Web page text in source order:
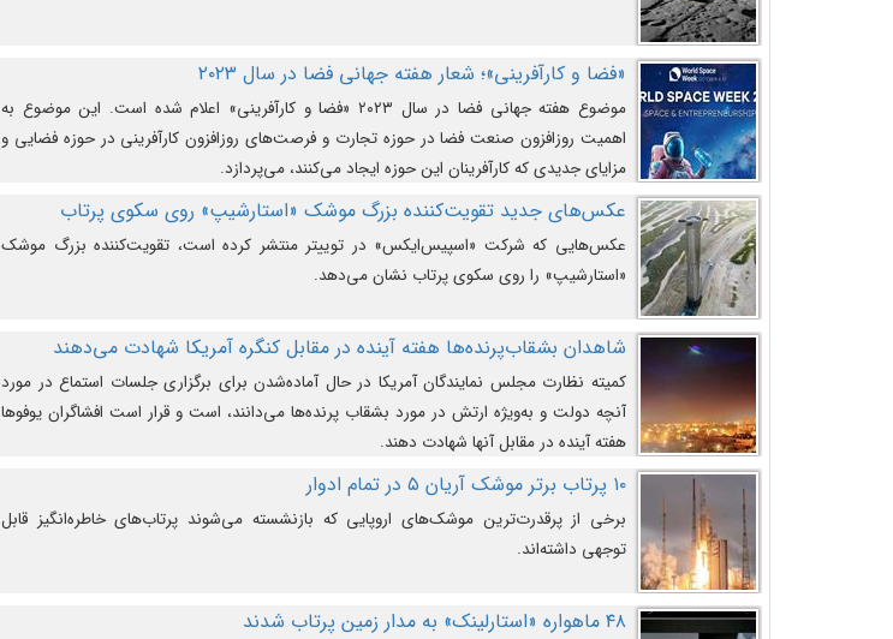
«فضا و کارآفرینی»؛ شعار هفته جهانی فضا در سال ۲۰۲۳
موضوع هفته جهانی فضا در سال ۲۰۲۳ «فضا و کارآفرینی» اعلام شده است. این موضوع به
اهمیت روزافزون صنعت فضا در حوزه تجارت و فرصت‌های روزافزون کارآفرینی در حوزه فضایی و
مزایای جدیدی که کارآفرینان این حوزه ایجاد می‌کنند، می‌پردازد.
عکس‌های جدید تقویت‌کننده بزرگ موشک «استارشیپ» روی سکوی پرتاب
عکس‌هایی که شرکت «اسپیس‌ایکس» در توییتر منتشر کرده است، تقویت‌کننده بزرگ موشک
«استارشیپ» را روی سکوی پرتاب نشان می‌دهد.
شاهدان بشقاب‌پرنده‌ها هفته آینده در مقابل کنگره آمریکا شهادت می‌دهند
کمیته نظارت مجلس نمایندگان آمریکا در حال آماده‌شدن برای برگزاری جلسات استماع در مورد
آنچه دولت و به‌ویژه ارتش در مورد بشقاب پرنده‌ها می‌دانند، است و قرار است افشاگران یوفوها
هفته آینده در مقابل آنها شهادت دهند.
۱۰ پرتاب برتر موشک آریان ۵ در تمام ادوار
برخی از پرقدرت‌ترین موشک‌های اروپایی که بازنشسته می‌شوند پرتاب‌های خاطره‌انگیز قابل
توجهی داشته‌اند.
۴۸ ماهواره «استارلینک» به مدار زمین پرتاب شدند